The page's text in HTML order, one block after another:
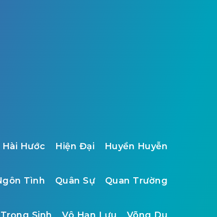
Hài Hước Hiện Đại Huyền Huyễn
Tình Quân Sự Quan Trường